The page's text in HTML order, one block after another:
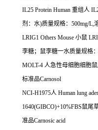
IL25 Protein Human 重组人
剂：水)质量规格： 500mg/L,
LRIG1 Others Mouse 小鼠
李糖；鼠李糖一水质量规格
MOLT-4 人急性母细胞细胞
标准品Carnosol
NCI-H1975人 Human lung
1640(GIBCO)+10%FBS鼠尾
准品Carnosic acid